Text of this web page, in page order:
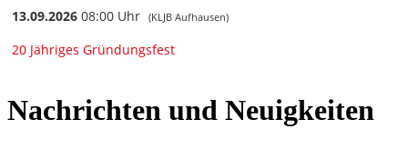
Nachrichten und Neuigkeiten